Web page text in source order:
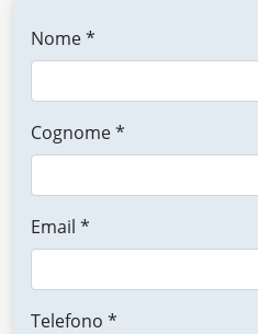
Nome *
Cognome *
Email *
Telefono *